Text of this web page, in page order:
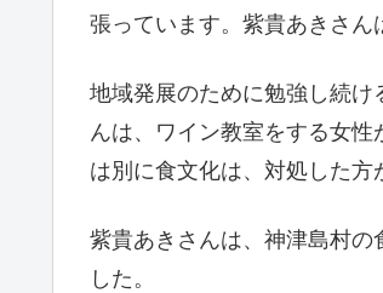
張っています。紫貴あきさん
地域発展のために勉強し続け
んは、ワイン教室をする女
は別に食文化は、対処した方
紫貴あきさんは、神津島村の
した。